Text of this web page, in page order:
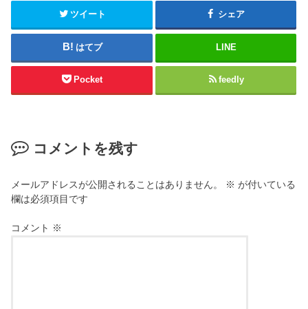
ツイート シェア
はてブ LINE
Pocket feedly
コメントを残す
メールアドレスが公開されることはありません。 ※ が付いている
欄は必須項目です
コメント ※